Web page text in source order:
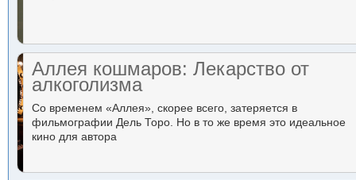
Аллея кошмаров: Лекарство от
алкоголизма
Со временем «Аллея», скорее всего, затеряется в
фильмографии Дель Торо. Но в то же время это идеальное
кино для автора